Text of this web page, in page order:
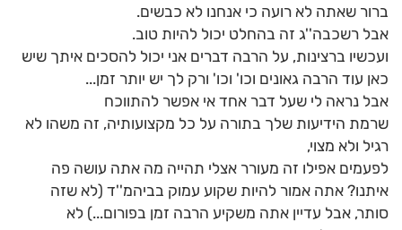
ברור שאתה לא רועה כי אנחנו לא כבשים.
אבל רשכבה''ג זה בהחלט יכול להיות טוב.
ועכשיו ברצינות, על הרבה דברים אני יכול להסכים איתך שיש
כאן עוד הרבה גאונים וכו' וכו' ורק לך יש יותר זמן...
אבל נראה לי שעל דבר אחד אי אפשר להתווכח
שרמת הידיעות שלך בתורה על כל מקצועותיה, זה משהו לא
רגיל ולא מצוי,
לפעמים אפילו זה מעורר אצלי תהייה מה אתה עושה פה
איתנו? אתה אמור להיות שקוע עמוק בביהמ''ד (לא שזה
סותר, אבל עדיין אתה משקיע הרבה זמן בפורום...) לא